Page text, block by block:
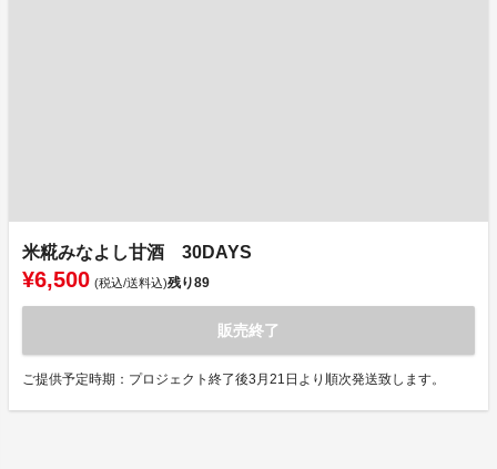
米糀みなよし甘酒 30DAYS
¥6,500 (税込/送料込)残り89
販売終了
ご提供予定時期：プロジェクト終了後3月21日より順次発送致します。